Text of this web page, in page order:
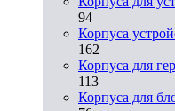
94
Корпуса
162
Корпуса для
113
Корпуса для